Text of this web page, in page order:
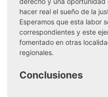
hacer real el sueño de la
Esperamos que esta labor
correspondientes y este
fomentado en otras
regionales.
Conclusiones